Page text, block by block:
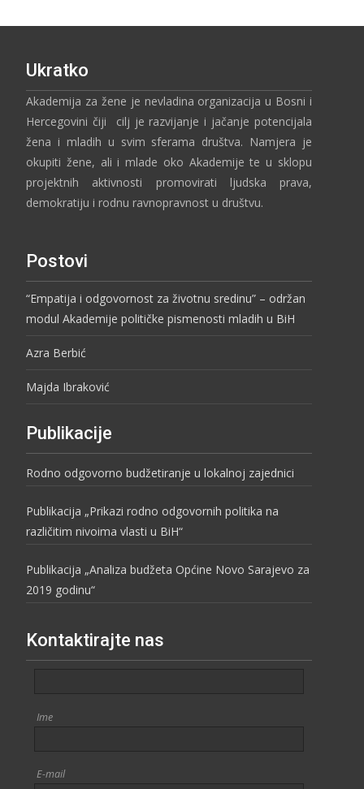
Ukratko
Akademija za žene je nevladina organizacija u Bosni i
Hercegovini čiji cilj je razvijanje i jačanje potencijala
žena i mladih u svim sferama društva. Namjera je
okupiti žene, ali i mlade oko Akademije te u sklopu
projektnih aktivnosti promovirati ljudska prava,
demokratiju i rodnu ravnopravnost u društvu.
Postovi
“Empatija i odgovornost za životnu sredinu” – održan
modul Akademije političke pismenosti mladih u BiH
Azra Berbić
Majda Ibraković
Publikacije
Rodno odgovorno budžetiranje u lokalnoj zajednici
Publikacija „Prikazi rodno odgovornih politika na
različitim nivoima vlasti u BiH“
Publikacija „Analiza budžeta Općine Novo Sarajevo za
2019 godinu“
Kontaktirajte nas
Ime
E-mail